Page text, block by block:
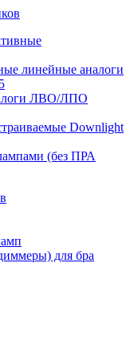
линейные аналоги
ЛВО/ЛПО
Downlight
(без ПРА
для бра